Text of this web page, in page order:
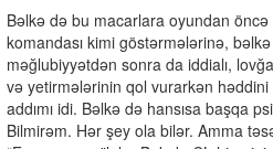
Bəlkə də bu macarlara oyundan
komandası kimi göstərmələrinə,
məğlubiyyətdən sonra da iddialı,
və yetirmələrinin qol vurarkən
addımı idi. Bəlkə də hansısa başqa
Bilmirəm. Hər şey ola bilər. Amma